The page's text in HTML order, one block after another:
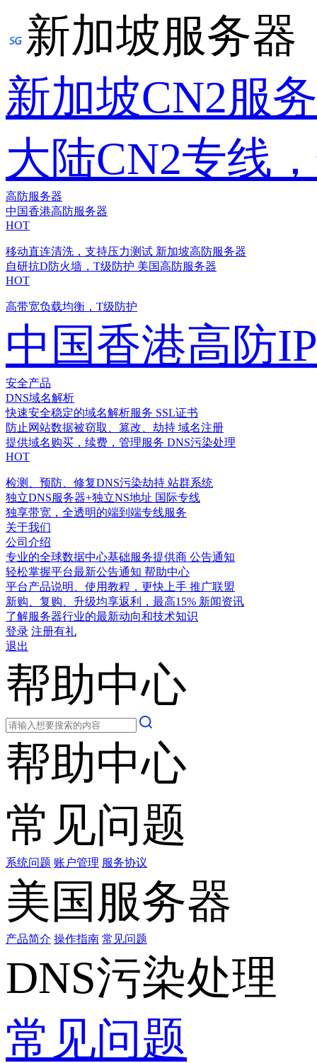
新加坡服务器
新加坡CN2服
大陆CN2专线
高防服务器
中国香港高防服务器
HOT
移动直连清洗，支持压力测试 新加坡高防服务器
自研抗D防火墙，T级防护 美国高防服务器
HOT
高带宽负载均衡，T级防护
中国香港高防IP
安全产品
DNS域名解析
快速安全稳定的域名解析服务 SSL证书
防止网站数据被窃取、篡改、劫持 域名注册
提供域名购买，续费，管理服务 DNS污染处理
HOT
检测、预防、修复DNS污染劫持 站群系统
独立DNS服务器+独立NS地址 国际专线
独享带宽，全透明的端到端专线服务
关于我们
公司介绍
专业的全球数据中心基础服务提供商 公告通知
轻松掌握平台最新公告通知 帮助中心
平台产品说明、使用教程，更快上手 推广联盟
新购、复购、升级均享返利，最高15% 新闻资讯
了解服务器行业的最新动向和技术知识
登录 注册有礼
退出
帮助中心
帮助中心
常见问题
系统问题 账户管理 服务协议
美国服务器
产品简介 操作指南 常见问题
DNS污染处理
常见问题